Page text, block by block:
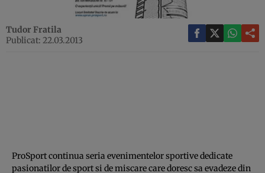
Tudor Fratila
Publicat: 22.03.2013
ProSport continua seria evenimentelor sportive dedicate
pasionatilor de sport si de miscare care doresc sa evadeze din